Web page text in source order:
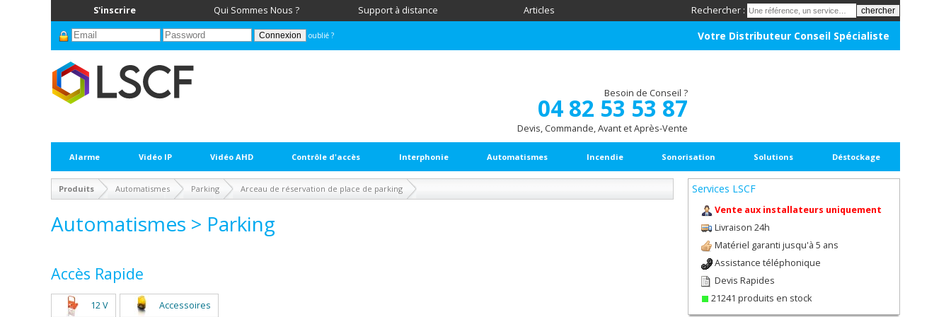
S'inscrire Qui Sommes Nous ? Support à distance Articles Rechercher :
oublié ? Votre Distributeur Conseil Spécialiste
Besoin de Conseil ?
04 82 53 53 87
Devis, Commande, Avant et Après-Vente
Alarme Vidéo IP Vidéo AHD Contrôle d'accès Interphonie Automatismes Incendie Sonorisation Solutions Déstockage
Produits Automatismes Parking Arceau de réservation de place de parking
Automatismes > Parking
Accès Rapide
12 V Accessoires
Services LSCF
Vente aux installateurs uniquement
Livraison 24h
Matériel garanti jusqu'à 5 ans
Assistance téléphonique
Devis Rapides
21241 produits en stock